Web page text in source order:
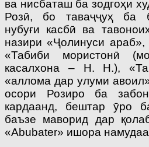
ва нисбаташ ба зодгоҳи
Розӣ, бо таваҷҷуҳ ба
нубуғи касбӣ ва
назири «Ҷолинуси
«Табиби мористонӣ
касалхона – Н. Н.),
«аллома дар улуми
осори Розиро ба
кардаанд, бештар ӯро
баъзе маворид дар
«Abubater» ишора